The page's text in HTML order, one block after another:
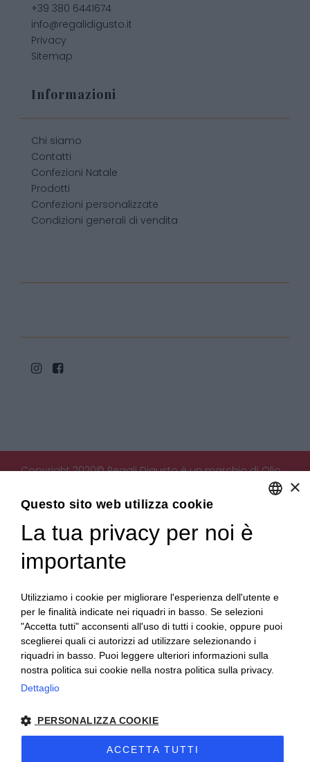
+39 380 6441674
info@regalidigusto.it
Privacy
Sitemap
Informazioni
Chi siamo
Contatti
Confezioni Natale
Prodotti
Confezioni personalizzate
Condizioni generali di vendita
Copyright 2020© Regali Digusto è un marchio di Olio
Becchis di Becchis Danilo - Via Sommariva, 31/2/B -
10022 Carmagnola (TO) - PIVA 07980320019
×
Questo sito web utilizza cookie
La tua privacy per noi è
importante
Utilizziamo i cookie per migliorare l'esperienza dell'utente e
per le finalità indicate nei riquadri in basso. Se selezioni
"Accetta tutti" acconsenti all'uso di tutti i cookie, oppure puoi
sceglierei quali ci autorizzi ad utilizzare selezionando i
riquadri in basso. Puoi leggere ulteriori informazioni sulla
nostra politica sui cookie nella nostra politica sulla privacy.
Dettaglio
PERSONALIZZA COOKIE
ACCETTA TUTTI